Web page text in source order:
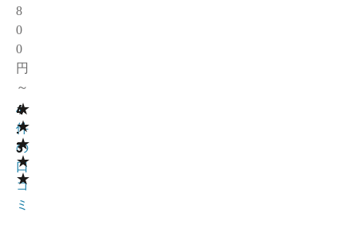
8
0
0
円
～
★
★
★
★
★
4
.
3
4
件
の
口
コ
ミ